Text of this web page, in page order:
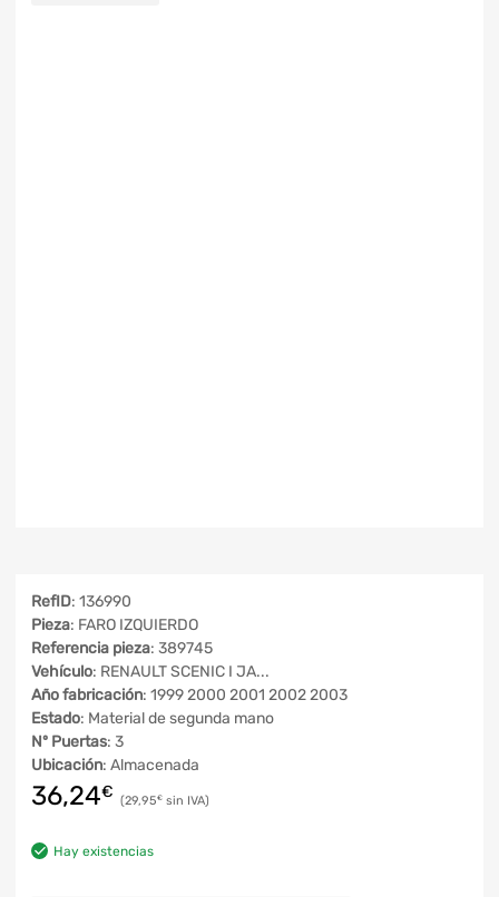
RefID: 136990
Pieza: FARO IZQUIERDO
Referencia pieza: 389745
Vehículo: RENAULT SCENIC I JA...
Año fabricación: 1999 2000 2001 2002 2003
Estado: Material de segunda mano
Nº Puertas: 3
Ubicación: Almacenada
36,24€ 29,95€
Hay existencias